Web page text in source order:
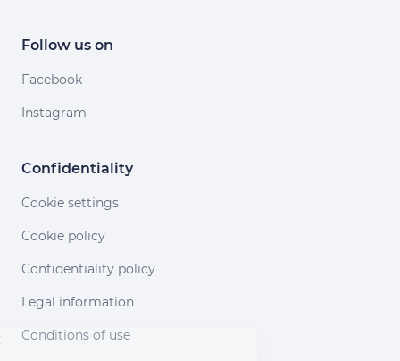
Follow us on
Facebook
Instagram
Confidentiality
Cookie settings
Cookie policy
Confidentiality policy
Legal information
Conditions of use
Salut c'est nous...